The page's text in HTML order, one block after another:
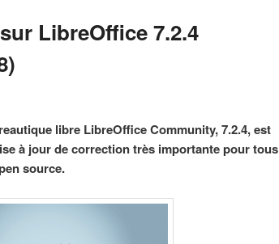
LibreOffice 7.2.4
libre LibreOffice Community, 7.2.4, est
à jour de correction très importante pour tous
source.